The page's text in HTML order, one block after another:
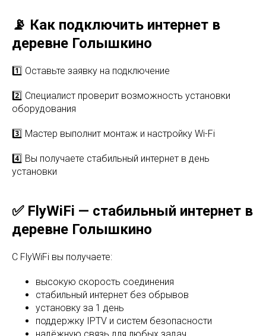
📡 Как подключить интернет в
деревне Голышкино
1️⃣ Оставьте заявку на подключение
2️⃣ Специалист проверит возможность установки
оборудования
3️⃣ Мастер выполнит монтаж и настройку Wi-Fi
4️⃣ Вы получаете стабильный интернет в день
установки
✅ FlyWiFi — стабильный интернет в
деревне Голышкино
С FlyWiFi вы получаете:
высокую скорость соединения
стабильный интернет без обрывов
установку за 1 день
поддержку IPTV и систем безопасности